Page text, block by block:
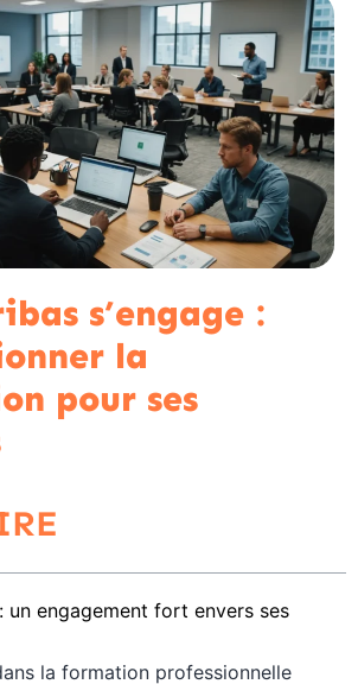
s’engage :
la
pour ses
un engagement fort envers ses
la formation professionnelle